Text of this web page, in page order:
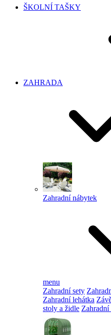
ŠKOLNÍ TAŠKY
ZAHRADA
Zahradní nábytek
menu
Zahradní sety
Zahradní lehátka
stoly a židle Zahradní